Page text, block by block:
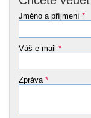
Jméno a příjmení *
Váš e-mail *
Zpráva *